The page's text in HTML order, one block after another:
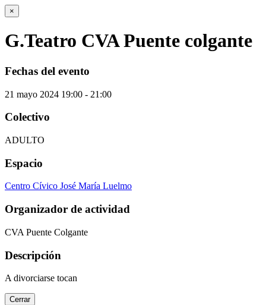
×
G.Teatro CVA Puente colgante
Fechas del evento
21 mayo 2024 19:00 - 21:00
Colectivo
ADULTO
Espacio
Centro Cívico José María Luelmo
Organizador de actividad
CVA Puente Colgante
Descripción
A divorciarse tocan
Cerrar